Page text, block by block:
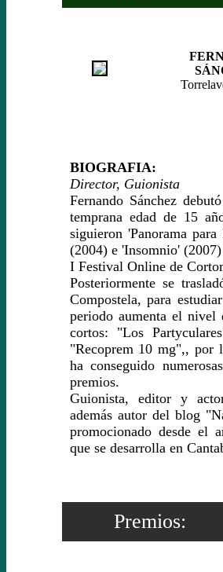
BIOGRAFIA:
Director, Guionista
Fernando Sánchez
temprana edad de 15
siguieron 'Panorama
(2004) e 'Insomnio'
I Festival Online de
Posteriormente se
Compostela, para
periodo aumenta el nivel
cortos: "Los
"Recoprem 10 mg",, por
ha conseguido
premios.
Guionista, editor y
además autor del blog
promocionado desde el
que se desarrolla en
Premios: